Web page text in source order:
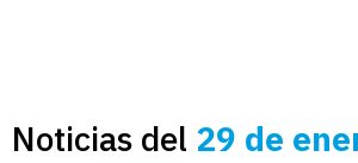
Noticias del 29 de